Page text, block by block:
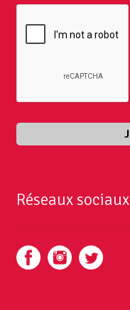
Réseaux sociaux